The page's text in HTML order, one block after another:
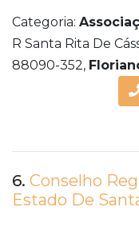
Categoria:
R Santa Rita De
88090-352,
6. Conselho
Estado De